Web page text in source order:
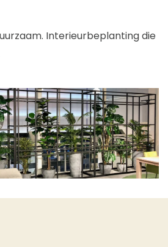
Interieurbeplanting die